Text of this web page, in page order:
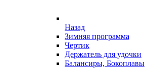
Назад
Зимняя программа
Чертик
Держатель для удочки
Балансиры, Бокоплавы